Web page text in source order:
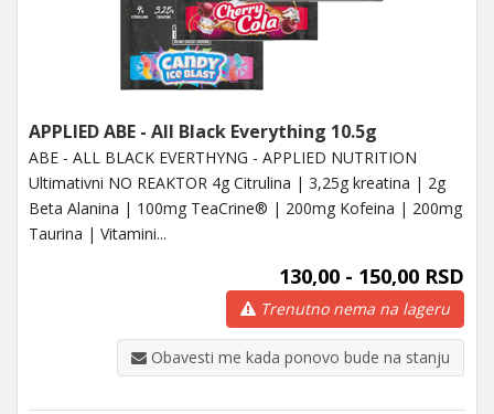
APPLIED ABE - All Black Everything 10.5g
ABE - ALL BLACK EVERTHYNG - APPLIED NUTRITION
Ultimativni NO REAKTOR 4g Citrulina | 3,25g kreatina | 2g
Beta Alanina | 100mg TeaCrine® | 200mg Kofeina | 200mg
Taurina | Vitamini...
130,00 - 150,00 RSD
Trenutno nema na lageru
Obavesti me kada ponovo bude na stanju